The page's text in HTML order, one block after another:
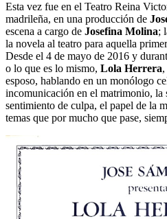
Esta vez fue en el Teatro Reina
madrileña, en una producción de
escena a cargo de Josefina Molina;
la novela al teatro para aquella
Desde el 4 de mayo de 2016 y
o lo que es lo mismo, Lola Herrera
esposo, hablando en un monólogo
incomunicación en el matrimonio, la
sentimiento de culpa, el papel de la
temas que por mucho que pase,